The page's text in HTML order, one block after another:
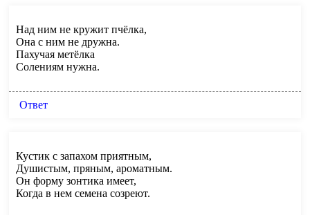
Над ним не кружит пчёлка,
Она с ним не дружна.
Пахучая метёлка
Солениям нужна.
Ответ
Кустик с запахом приятным,
Душистым, пряным, ароматным.
Он форму зонтика имеет,
Когда в нем семена созреют.